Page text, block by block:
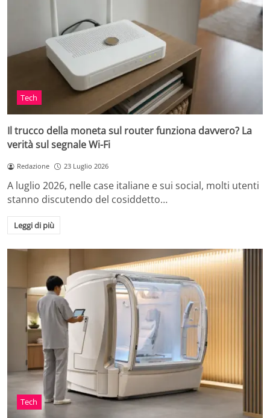
Tech
Il trucco della moneta sul router funziona davvero? La
verità sul segnale Wi-Fi
Redazione 23 Luglio 2026
A luglio 2026, nelle case italiane e sui social, molti utenti
stanno discutendo del cosiddetto…
Leggi di più
Tech